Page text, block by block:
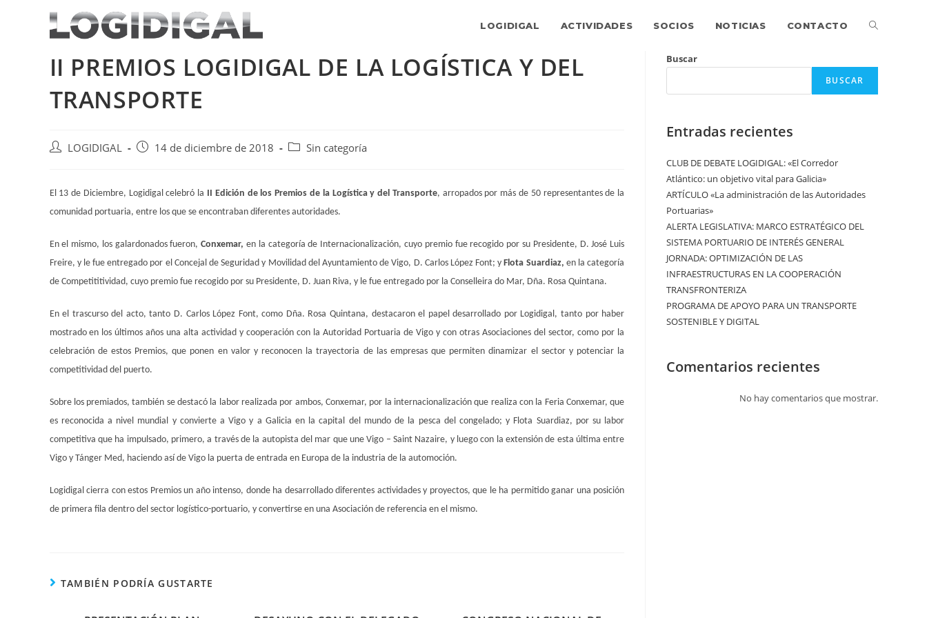
LOGIDIGAL ACTIVIDADES SOCIOS NOTICIAS CONTACTO
II PREMIOS LOGIDIGAL DE LA LOGÍSTICA Y DEL
TRANSPORTE
Autor
entrada:
LOGIDIGAL
Publicación
entrada:
14 de diciembre de 2018
Categoría
entrada:
Sin categoría
El 13 de Diciembre, Logidigal celebró la II Edición de los Premios de la Logística y del Transporte, arropados por más de 50 representantes de la
comunidad portuaria, entre los que se encontraban diferentes autoridades.
En el mismo, los galardonados fueron,Conxemar, en la categoría de Internacionalización, cuyo premio fue recogido por su Presidente, D. José Luis
Freire, y le fue entregado por el Concejal de Seguridad y Movilidad del Ayuntamiento de Vigo, D. Carlos López Font; yFlota Suardiaz, en la categoría
de Competititividad, cuyo premio fue recogido por su Presidente, D. Juan Riva, y le fue entregado por la Conselleira do Mar, Dña. Rosa Quintana.
En el trascurso del acto, tanto D. Carlos López Font, como Dña. Rosa Quintana, destacaron el papel desarrollado por Logidigal, tanto por haber
mostrado en los últimos años una alta actividad y cooperación con la Autoridad Portuaria de Vigo y con otras Asociaciones del sector, como por la
celebración de estos Premios, que ponen en valor y reconocen la trayectoria de las empresas que permiten dinamizar el sector y potenciar la
competitividad del puerto.
Sobre los premiados, también se destacó la labor realizada por ambos, Conxemar, por la internacionalización que realiza con la Feria Conxemar, que
es reconocida a nivel mundial y convierte a Vigo y a Galicia en la capital del mundo de la pesca del congelado; y Flota Suardiaz, por su labor
competitiva que ha impulsado, primero, a través de la autopista del mar que une Vigo – Saint Nazaire, y luego con la extensión de esta última entre
Vigo y Tánger Med, haciendo así de Vigo la puerta de entrada en Europa de la industria de la automoción.
Logidigal cierra con estos Premios un año intenso, donde ha desarrollado diferentes actividades y proyectos, que le ha permitido ganar una posición
de primera fila dentro del sector logístico-portuario, y convertirse en una Asociación de referencia en el mismo.
TAMBIÉN PODRÍA GUSTARTE
Buscar
BUSCAR
Entradas recientes
CLUB DE DEBATE LOGIDIGAL: «El Corredor
Atlántico: un objetivo vital para Galicia»
ARTÍCULO «La administración de las Autoridades
Portuarias»
ALERTA LEGISLATIVA: MARCO ESTRATÉGICO DEL
SISTEMA PORTUARIO DE INTERÉS GENERAL
JORNADA: OPTIMIZACIÓN DE LAS
INFRAESTRUCTURAS EN LA COOPERACIÓN
TRANSFRONTERIZA
PROGRAMA DE APOYO PARA UN TRANSPORTE
SOSTENIBLE Y DIGITAL
Comentarios recientes
No hay comentarios que mostrar.